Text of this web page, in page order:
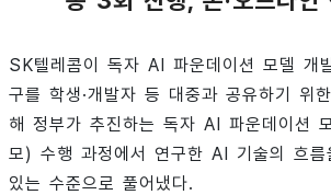
SK텔레콤이 독자 AI 파운데이션 모델 개
구를 학생·개발자 등 대중과 공유하기 위
해 정부가 추진하는 독자 AI 파운데이션
모) 수행 과정에서 연구한 AI 기술의 흐름
있는 수준으로 풀어냈다.